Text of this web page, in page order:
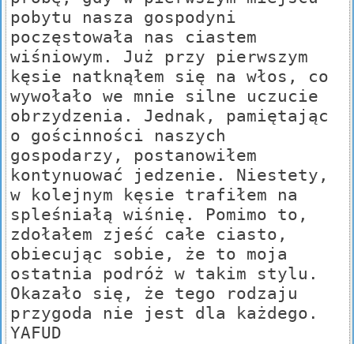
pobytu nasza gospodyni
poczęstowała nas ciastem
wiśniowym. Już przy pierwszym
kęsie natknąłem się na włos, co
wywołało we mnie silne uczucie
obrzydzenia. Jednak, pamiętając
o gościnności naszych
gospodarzy, postanowiłem
kontynuować jedzenie. Niestety,
w kolejnym kęsie trafiłem na
spleśniałą wiśnię. Pomimo to,
zdołałem zjeść całe ciasto,
obiecując sobie, że to moja
ostatnia podróż w takim stylu.
Okazało się, że tego rodzaju
przygoda nie jest dla każdego.
YAFUD